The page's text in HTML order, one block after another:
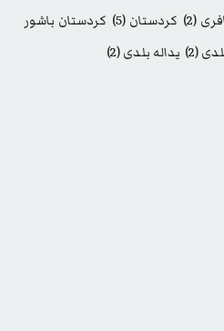
(2) کردستان (5)
کردستان باشور
(2) یداله بلدی(2)